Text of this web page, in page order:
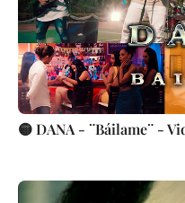
🟡 DANA - ¨Báilame¨ -